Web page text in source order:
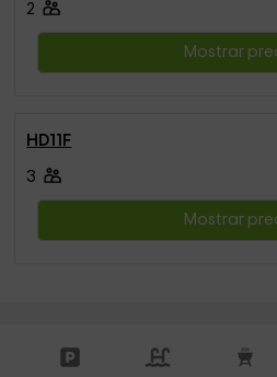
2
Mostrar
HD11F
3
Mostrar